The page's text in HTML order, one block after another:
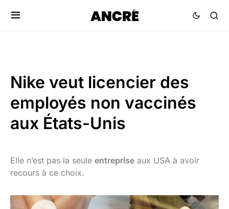
Nike veut licencier des
employés non vaccinés
aux États-Unis
Elle n’est pas la seule entreprise aux USA à avoir
recours à ce choix.